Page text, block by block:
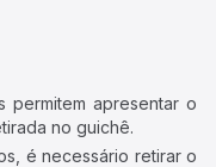
permitem apresentar o
no guichê.
é necessário retirar o